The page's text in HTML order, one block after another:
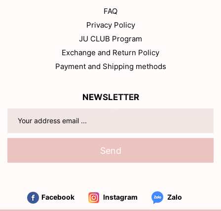
FAQ
Privacy Policy
JU CLUB Program
Exchange and Return Policy
Payment and Shipping methods
NEWSLETTER
Send
Facebook Instagram Zalo